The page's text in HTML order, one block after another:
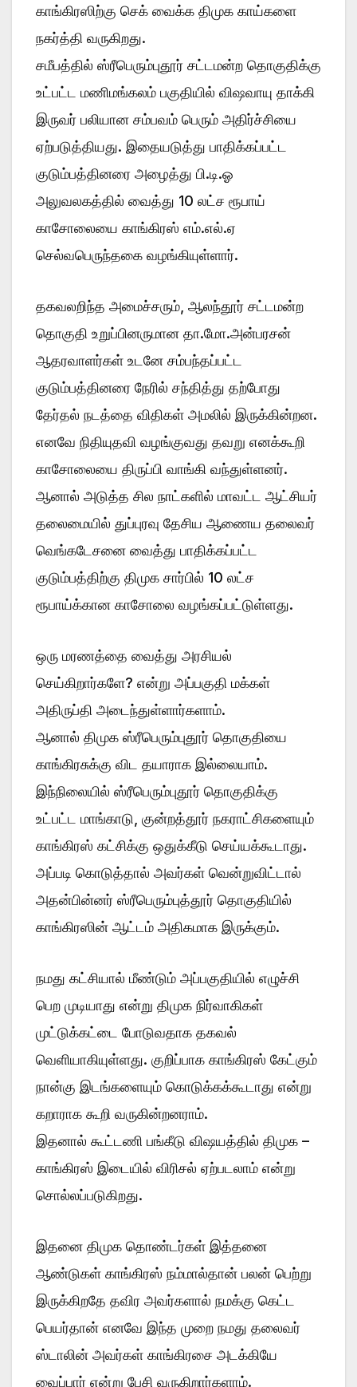
காங்கிரஸிற்கு செக் வைக்க திமுக காய்களை
நகர்த்தி வருகிறது.
சமீபத்தில் ஸ்ரீபெரும்புதூர் சட்டமன்ற தொகுதிக்கு
உட்பட்ட மணிமங்கலம் பகுதியில் விஷவாயு தாக்கி
இருவர் பலியான சம்பவம் பெரும் அதிர்ச்சியை
ஏற்படுத்தியது. இதையடுத்து பாதிக்கப்பட்ட
குடும்பத்தினரை அழைத்து பி.டி.ஓ
அலுவலகத்தில் வைத்து 10 லட்ச ரூபாய்
காசோலையை காங்கிரஸ் எம்.எல்.ஏ
செல்வபெருந்தகை வழங்கியுள்ளார்.
தகவலறிந்த அமைச்சரும், ஆலந்தூர் சட்டமன்ற
தொகுதி உறுப்பினருமான தா.மோ.அன்பரசன்
ஆதரவாளர்கள் உடனே சம்பந்தப்பட்ட
குடும்பத்தினரை நேரில் சந்தித்து தற்போது
தேர்தல் நடத்தை விதிகள் அமலில் இருக்கின்றன.
எனவே நிதியுதவி வழங்குவது தவறு எனக்கூறி
காசோலையை திருப்பி வாங்கி வந்துள்ளனர்.
ஆனால் அடுத்த சில நாட்களில் மாவட்ட ஆட்சியர்
தலைமையில் துப்புரவு தேசிய ஆணைய தலைவர்
வெங்கடேசனை வைத்து பாதிக்கப்பட்ட
குடும்பத்திற்கு திமுக சார்பில் 10 லட்ச
ரூபாய்க்கான காசோலை வழங்கப்பட்டுள்ளது.
ஒரு மரணத்தை வைத்து அரசியல்
செய்கிறார்களே? என்று அப்பகுதி மக்கள்
அதிருப்தி அடைந்துள்ளார்களாம்.
ஆனால் திமுக ஸ்ரீபெரும்புதூர் தொகுதியை
காங்கிரசுக்கு விட தயாராக இல்லையாம்.
இந்நிலையில் ஸ்ரீபெரும்புதூர் தொகுதிக்கு
உட்பட்ட மாங்காடு, குன்றத்தூர் நகராட்சிகளையும்
காங்கிரஸ் கட்சிக்கு ஒதுக்கீடு செய்யக்கூடாது.
அப்படி கொடுத்தால் அவர்கள் வென்றுவிட்டால்
அதன்பின்னர் ஸ்ரீபெரும்புத்தூர் தொகுதியில்
காங்கிரஸின் ஆட்டம் அதிகமாக இருக்கும்.
நமது கட்சியால் மீண்டும் அப்பகுதியில் எழுச்சி
பெற முடியாது என்று திமுக நிர்வாகிகள்
முட்டுக்கட்டை போடுவதாக தகவல்
வெளியாகியுள்ளது. குறிப்பாக காங்கிரஸ் கேட்கும்
நான்கு இடங்களையும் கொடுக்கக்கூடாது என்று
கறாராக கூறி வருகின்றனராம்.
இதனால் கூட்டணி பங்கீடு விஷயத்தில் திமுக –
காங்கிரஸ் இடையில் விரிசல் ஏற்படலாம் என்று
சொல்லப்படுகிறது.
இதனை திமுக தொண்டர்கள் இத்தனை
ஆண்டுகள் காங்கிரஸ் நம்மால்தான் பலன் பெற்று
இருக்கிறதே தவிர அவர்களால் நமக்கு கெட்ட
பெயர்தான் எனவே இந்த முறை நமது தலைவர்
ஸ்டாலின் அவர்கள் காங்கிரசை அடக்கியே
வைப்பார் என்று பேசி வருகிறார்களாம்.